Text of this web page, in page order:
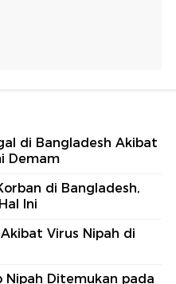
di Bangladesh Akibat
Demam
di Bangladesh,
Ini
Virus Nipah di
Nipah Ditemukan pada